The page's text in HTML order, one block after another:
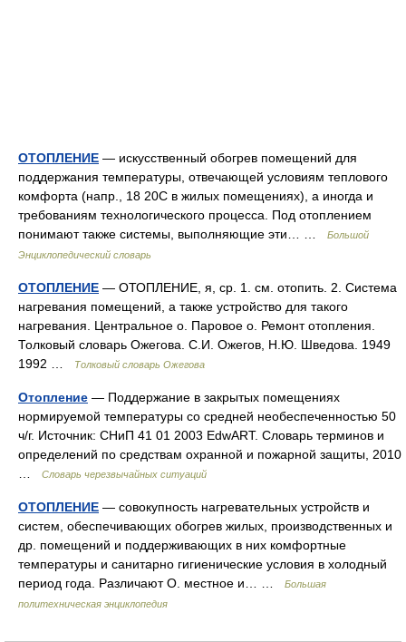
ОТОПЛЕНИЕ — искусственный обогрев помещений для
поддержания температуры, отвечающей условиям теплового
комфорта (напр., 18 20С в жилых помещениях), а иногда и
требованиям технологического процесса. Под отоплением
понимают также системы, выполняющие эти… …
Большой
Энциклопедический словарь
ОТОПЛЕНИЕ — ОТОПЛЕНИЕ, я, ср. 1. см. отопить. 2. Система
нагревания помещений, а также устройство для такого
нагревания. Центральное о. Паровое о. Ремонт отопления.
Толковый словарь Ожегова. С.И. Ожегов, Н.Ю. Шведова. 1949
1992 …
Толковый словарь Ожегова
Отопление — Поддержание в закрытых помещениях
нормируемой температуры со средней необеспеченностью 50
ч/г. Источник: СНиП 41 01 2003 EdwART. Словарь терминов и
определений по средствам охранной и пожарной защиты, 2010
Словарь черезвычайных ситуаций
ОТОПЛЕНИЕ — совокупность нагревательных устройств и
систем, обеспечивающих обогрев жилых, производственных и
др. помещений и поддерживающих в них комфортные
температуры и санитарно гигиенические условия в холодный
период года. Различают О. местное и… …
Большая
политехническая энциклопедия